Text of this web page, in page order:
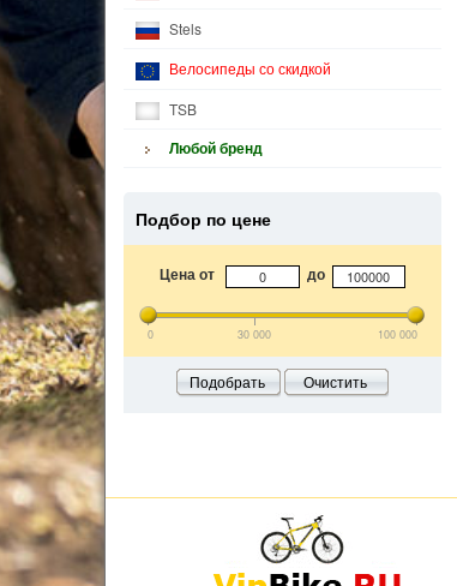
Stels
Велосипеды со скидкой
TSB
Любой бренд
Подбор по цене
Цена от до
0 30 000 100 000
Подобрать Очистить